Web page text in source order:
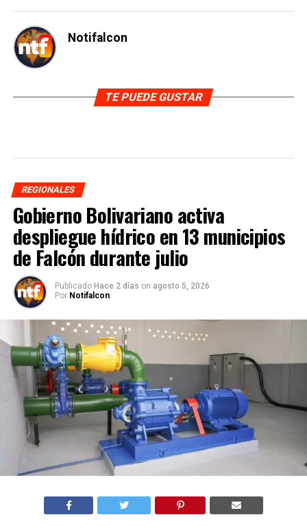
Notifalcon
TE PUEDE GUSTAR
REGIONALES
Gobierno Bolivariano activa
despliegue hídrico en 13 municipios
de Falcón durante julio
Publicado Hace 2 días on agosto 5, 2026
Por Notifalcon